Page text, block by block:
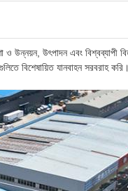
উন্নয়ন, উৎপাদন এবং বিশ্বব্যাপী
বিশেষায়িত যানবাহন সরবরাহ করি।